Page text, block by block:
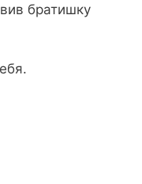
братишку